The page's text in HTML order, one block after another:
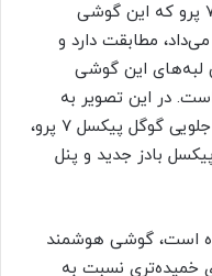
این تصویر با نسخه‌های اولیه پیکسل ۷ پرو که این گوشی
۶ پرو نشان می‌داد، مطابقت دارد و
لبه‌های این گوشی
در این تصویر به
اشتراک‌گذاشته شده علاوه بر نمایشگر جلویی گوگل پیکسل ۷ پرو،
بادز جدید و پنل
است، گوشی هوشمند
خمیده‌تری نسبت به